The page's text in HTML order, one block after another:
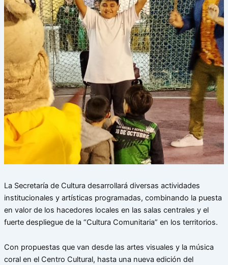
La Secretaría de Cultura desarrollará diversas actividades
institucionales y artísticas programadas, combinando la puesta
en valor de los hacedores locales en las salas centrales y el
fuerte despliegue de la “Cultura Comunitaria” en los territorios.
Con propuestas que van desde las artes visuales y la música
coral en el Centro Cultural, hasta una nueva edición del